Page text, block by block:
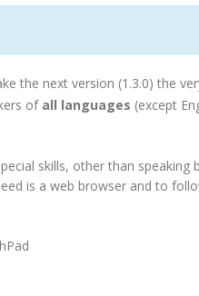
the next version (1.3.0) the
of all languages (except
skills, other than speaking
is a web browser and to